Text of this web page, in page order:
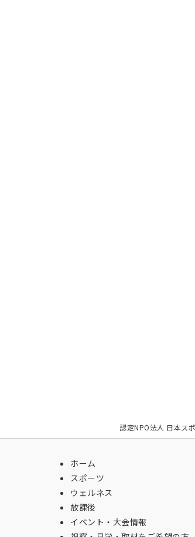
認定NPO法人 日本ス
ホーム
スポーツ
ウェルネス
放課後
イベント・大会情報